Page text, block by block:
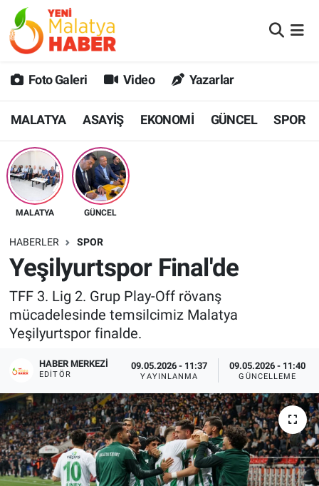
Foto Galeri Video Yazarlar
MALATYA ASAYİŞ EKONOMİ GÜNCEL SPOR
MALATYA GÜNCEL
HABERLER SPOR
Yeşilyurtspor Final'de
TFF 3. Lig 2. Grup Play-Off rövanş
mücadelesinde temsilcimiz Malatya
Yeşilyurtspor finalde.
HABER MERKEZI
EDITÖR
09.05.2026 - 11:37
YAYINLANMA
09.05.2026 - 11:40
GÜNCELLEME
MALATYA
GÜNCEL
SPOR
SAĞLIK
DİĞER
EKONOMİ
Malatya Nöbetçi Eczaneler
MALATYA Namaz Vakitleri
Malatya Trafik Yoğunluk Haritası
Süper Lig Puan Durumu ve Fikstür
Tüm Manşetler
Son Dakika Haberleri
Haber Arşivi